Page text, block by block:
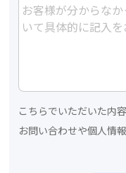
こちらでいただいた内
お問い合わせや個人情